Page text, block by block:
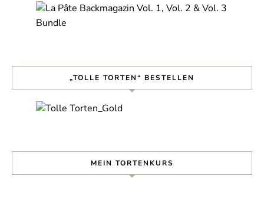
„TOLLE TORTEN“ BESTELLEN
MEIN TORTENKURS